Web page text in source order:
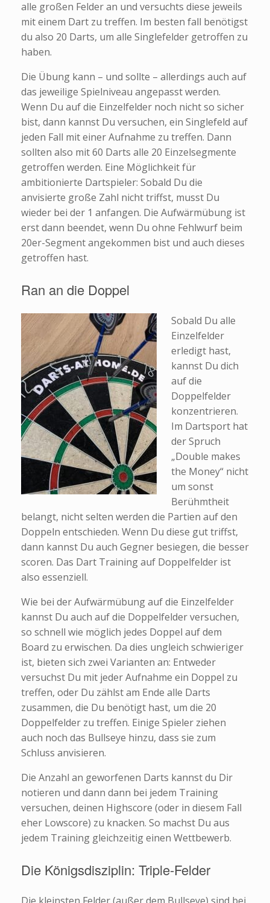
alle großen Felder an und versuchts diese jeweils
mit einem Dart zu treffen. Im besten fall benötigst
du also 20 Darts, um alle Singlefelder getroffen zu
haben.
Die Übung kann – und sollte – allerdings auch auf
das jeweilige Spielniveau angepasst werden.
Wenn Du auf die Einzelfelder noch nicht so sicher
bist, dann kannst Du versuchen, ein Singlefeld auf
jeden Fall mit einer Aufnahme zu treffen. Dann
sollten also mit 60 Darts alle 20 Einzelsegmente
getroffen werden. Eine Möglichkeit für
ambitionierte Dartspieler: Sobald Du die
anvisierte große Zahl nicht triffst, musst Du
wieder bei der 1 anfangen. Die Aufwärmübung ist
erst dann beendet, wenn Du ohne Fehlwurf beim
20er-Segment angekommen bist und auch dieses
getroffen hast.
Ran an die Doppel
Sobald Du alle
Einzelfelder
erledigt hast,
kannst Du dich
auf die
Doppelfelder
konzentrieren.
Im Dartsport hat
der Spruch
„Double makes
the Money“ nicht
um sonst
Berühmtheit
belangt, nicht selten werden die Partien auf den
Doppeln entschieden. Wenn Du diese gut triffst,
dann kannst Du auch Gegner besiegen, die besser
scoren. Das Dart Training auf Doppelfelder ist
also essenziell.
Wie bei der Aufwärmübung auf die Einzelfelder
kannst Du auch auf die Doppelfelder versuchen,
so schnell wie möglich jedes Doppel auf dem
Board zu erwischen. Da dies ungleich schwieriger
ist, bieten sich zwei Varianten an: Entweder
versuchst Du mit jeder Aufnahme ein Doppel zu
treffen, oder Du zählst am Ende alle Darts
zusammen, die Du benötigt hast, um die 20
Doppelfelder zu treffen. Einige Spieler ziehen
auch noch das Bullseye hinzu, dass sie zum
Schluss anvisieren.
Die Anzahl an geworfenen Darts kannst du Dir
notieren und dann dann bei jedem Training
versuchen, deinen Highscore (oder in diesem Fall
eher Lowscore) zu knacken. So machst Du aus
jedem Training gleichzeitig einen Wettbewerb.
Die Königsdisziplin: Triple-Felder